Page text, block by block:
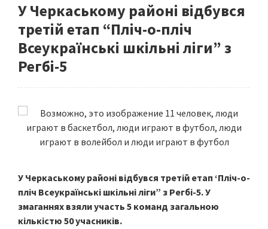
У Черкаському районі відбувся
третій етап “Пліч-о-пліч
Всеукраїнські шкільні ліги” з
Регбі-5
У Черкаському районі відбувся третій етап ‘Пліч-о-
пліч Всеукраїнські шкільні ліги” з Регбі-5. У
змаганнях взяли участь 5 команд загальною
кількістю 50 учасників.